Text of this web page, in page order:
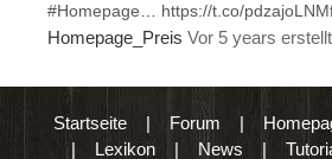
#Homepage
https://t.co/
Homepage_Preis Vor 5 years erstellt
Startseite| Forum |
| Lexikon | News |